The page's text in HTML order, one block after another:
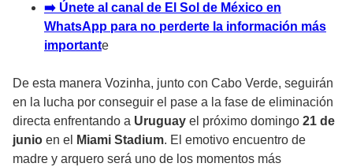
➡️ Únete al canal de El Sol de México en
WhatsApp para no perderte la información más
importante
De esta manera Vozinha, junto con Cabo Verde, seguirán
en la lucha por conseguir el pase a la fase de eliminación
directa enfrentando a Uruguay el próximo domingo 21 de
junio en el Miami Stadium. El emotivo encuentro de
madre y arquero será uno de los momentos más